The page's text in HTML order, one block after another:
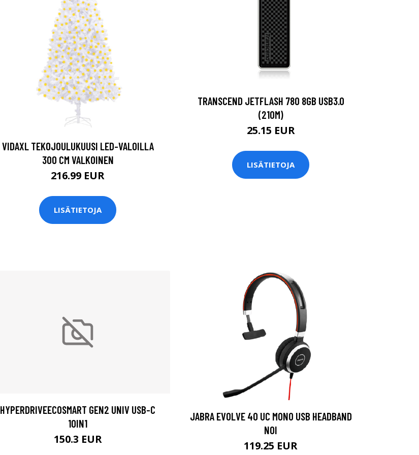
VIDAXL TEKOJOULUKUUSI LED-VALOILLA
300 CM VALKOINEN
216.99 EUR
LISÄTIETOJA
TRANSCEND JETFLASH 780 8GB USB3.0
(210M)
25.15 EUR
LISÄTIETOJA
HYPERDRIVEECOSMART GEN2 UNIV USB-C
10IN1
150.3 EUR
JABRA EVOLVE 40 UC MONO USB HEADBAND
NOI
119.25 EUR